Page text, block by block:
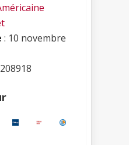
: 10 novembre